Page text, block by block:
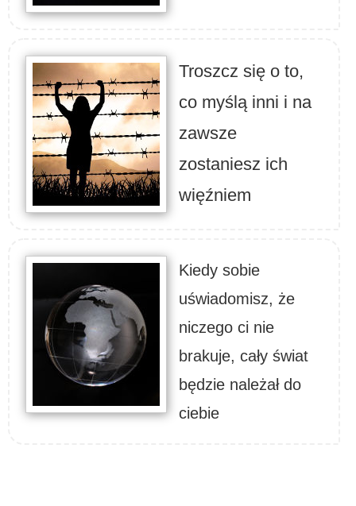
Troszcz się o to,
co myślą inni i na
zawsze
zostaniesz ich
więźniem
Kiedy sobie
uświadomisz, że
niczego ci nie
brakuje, cały świat
będzie należał do
ciebie